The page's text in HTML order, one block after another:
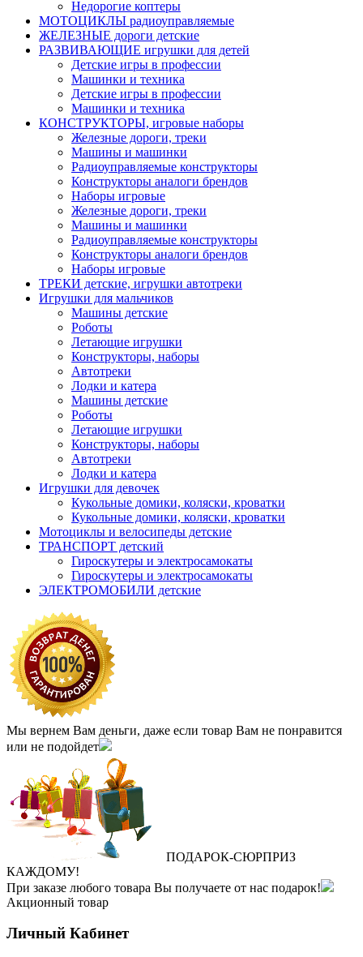
Недорогие коптеры
МОТОЦИКЛЫ радиоуправляемые
ЖЕЛЕЗНЫЕ дороги детские
РАЗВИВАЮЩИЕ игрушки для детей
Детские игры в профессии
Машинки и техника
Детские игры в профессии
Машинки и техника
КОНСТРУКТОРЫ, игровые наборы
Железные дороги, треки
Машины и машинки
Радиоуправляемые конструкторы
Конструкторы аналоги брендов
Наборы игровые
Железные дороги, треки
Машины и машинки
Радиоуправляемые конструкторы
Конструкторы аналоги брендов
Наборы игровые
ТРЕКИ детские, игрушки автотреки
Игрушки для мальчиков
Машины детские
Роботы
Летающие игрушки
Конструкторы, наборы
Автотреки
Лодки и катера
Машины детские
Роботы
Летающие игрушки
Конструкторы, наборы
Автотреки
Лодки и катера
Игрушки для девочек
Кукольные домики, коляски, кроватки
Кукольные домики, коляски, кроватки
Мотоциклы и велосипеды детские
ТРАНСПОРТ детский
Гироскутеры и электросамокаты
Гироскутеры и электросамокаты
ЭЛЕКТРОМОБИЛИ детские
Мы вернем Вам деньги, даже если товар Вам не понравится
или не подойдет
ПОДАРОК‐СЮРПРИЗ
КАЖДОМУ!
При заказе любого товара Вы получаете от нас подарок!
Акционный товар
Личный Кабинет